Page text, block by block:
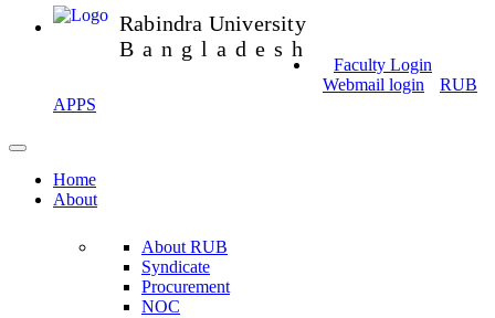
Rabindra University
Bangladesh
Faculty Login
Webmail login
RUB
APPS
Home
About
About RUB
Syndicate
Procurement
NOC